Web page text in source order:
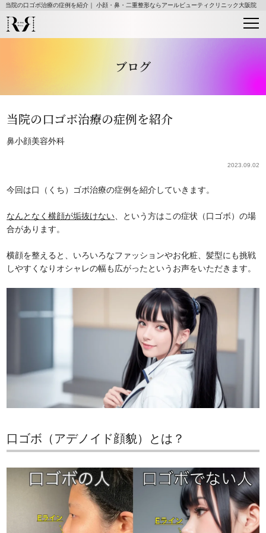
当院の口ゴボ治療の症例を紹介｜ 小顔・鼻・二重整形ならアールビューティクリニック大阪院
ブログ
当院の口ゴボ治療の症例を紹介
鼻小顔美容外科
2023.09.02
今回は口（くち）ゴボ治療の症例を紹介していきます。
なんとなく横顔が垢抜けない 、という方はこの症状（口ゴボ）の場
合があります。
横顔を整えると、いろいろなファッションやお化粧、髪型にも挑戦
しやすくなりオシャレの幅も広がったというお声をいただきます。
口ゴボ（アデノイド顔貌）とは？